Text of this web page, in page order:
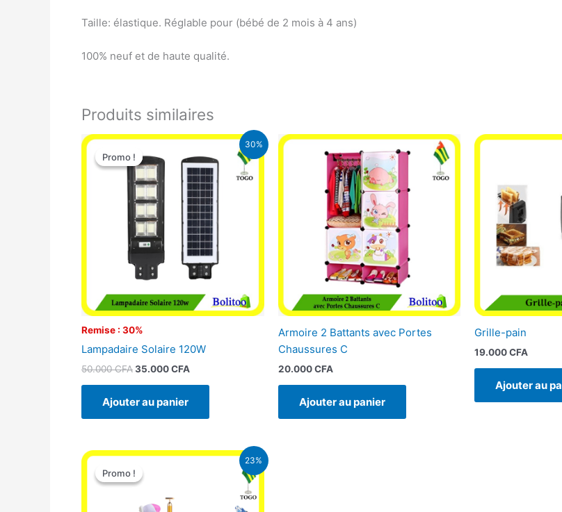
Taille: élastique. Réglable pour (bébé de 2 mois à 4 ans)
100% neuf et de haute qualité.
Produits similaires
30%
Promo !
Remise : 30%
Promo !
Lampadaire Solaire 120W
50.000CFA
Le
initial
était :
50.000 CFA.
35.000CFA
Le
actuel
est :
35.000 CFA.
Ajouter au panier
Armoire 2 Battants avec Portes
Chaussures C
20.000CFA
Ajouter au panier
Grille-pain
19.000CFA
Ajouter au
23%
Promo !
Promo !
Le
initial
65.000 CFA.
Le
49.900 CFA.